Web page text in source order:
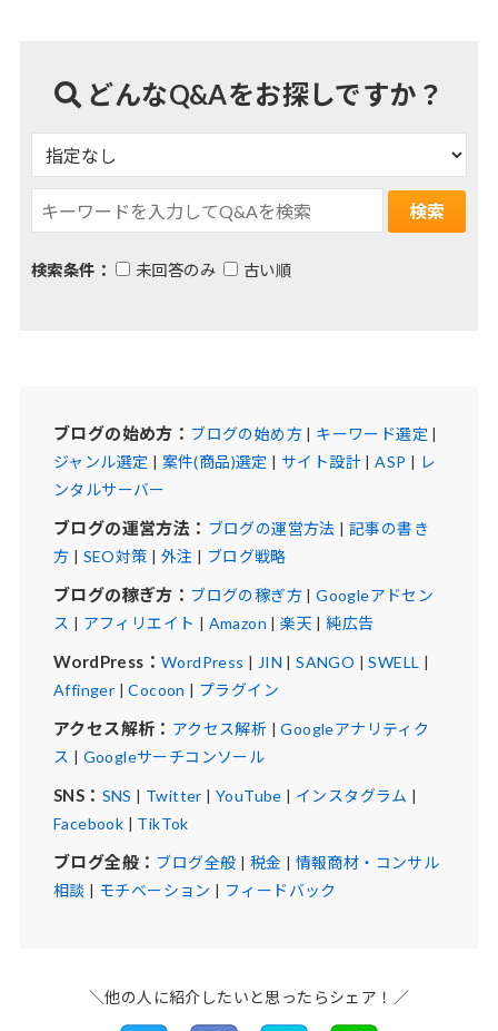
どんなQ&Aをお探しですか？
検索条件： 未回答のみ 古い順
ブログの始め方： ブログの始め方| キーワード選定 |
ジャンル選定 | 案件(商品)選定 | サイト設計|ASP | レ
ンタルサーバー
ブログの運営方法： ブログの運営方法 | 記事の書き
方 | SEO対策 | 外注 | ブログ戦略
ブログの稼ぎ方： ブログの稼ぎ方|Googleアドセン
ス | アフィリエイト | Amazon |楽天 |純広告
WordPress： WordPress | JIN |SANGO |SWELL |
Affinger |Cocoon | プラグイン
アクセス解析： アクセス解析 |Googleアナリティク
ス | Googleサーチコンソール
SNS： SNS | Twitter | YouTube | インスタグラム |
Facebook | TikTok
ブログ全般： ブログ全般 | 税金 | 情報商材・コンサル
相談 | モチベーション | フィードバック
＼他の人に紹介したいと思ったらシェア！／